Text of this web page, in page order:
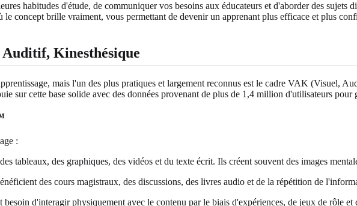
habitudes d'étude, de communiquer vos besoins aux éducateurs et d'aborder des sujets
le concept brille vraiment, vous permettant de devenir un apprenant plus efficace et plus
Kinesthésique
mais l'un des plus pratiques et largement reconnus est le cadre VAK (Visuel,
sur cette base solide avec des données provenant de plus de 1,4 million d'utilisateurs
:
tableaux, des graphiques, des vidéos et du texte écrit. Ils créent souvent des images
des cours magistraux, des discussions, des livres audio et de la répétition de
besoin d'interagir physiquement avec le contenu par le biais d'expériences, de jeux de rôle et